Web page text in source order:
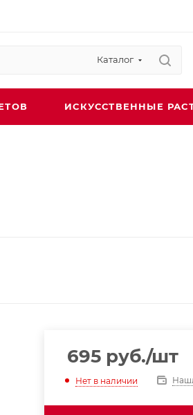
Каталог
ИСКУССТВЕННЫЕ
695руб./шт
Нет в наличии